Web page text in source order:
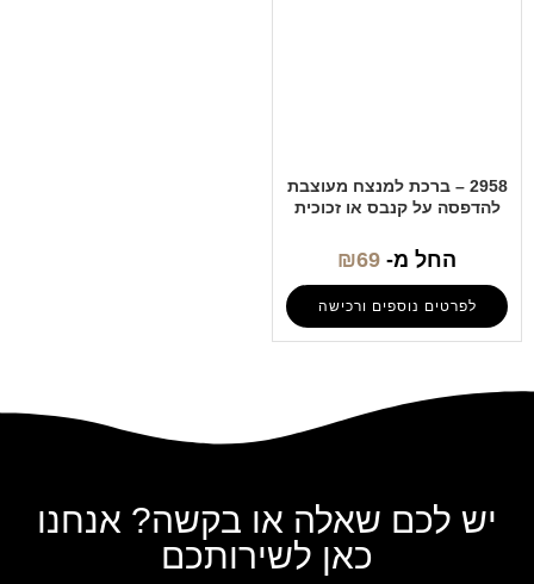
2958 – ברכת למנצח מעוצבת
להדפסה על קנבס או זכוכית
החל מ- ₪69
לפרטים נוספים ורכישה
יש לכם שאלה או בקשה? אנחנו
כאן לשירותכם